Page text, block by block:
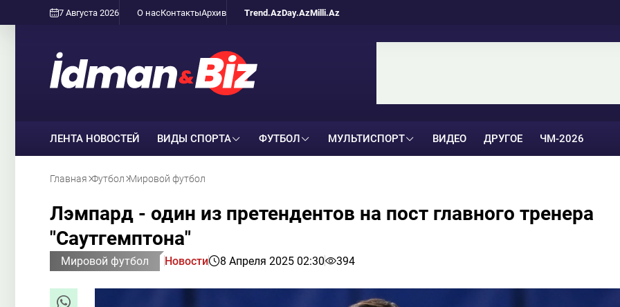
7 Августа 2026 О насКонтактыАрхив Trend.AzDay.AzMilli.Az
ЛЕНТА НОВОСТЕЙ ВИДЫ СПОРТА ФУТБОЛ МУЛЬТИСПОРТ ВИДЕО ДРУГОЕ ЧМ-2026
Главная Футбол Мировой футбол
Лэмпард - один из претендентов на пост главного тренера
"Саутгемптона"
Мировой футбол Новости 8 Апреля 2025 02:30 394